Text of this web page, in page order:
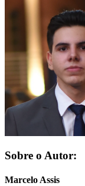
Sobre o Autor:
Marcelo Assis